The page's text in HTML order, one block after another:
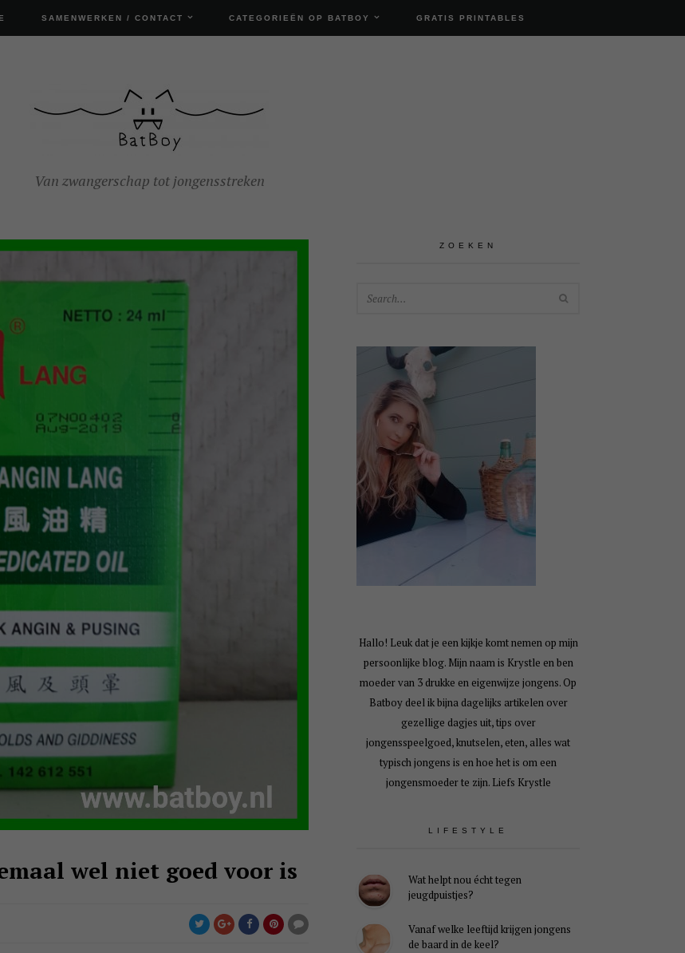
SAMENWERKEN / CONTACT CATEGORIEËN OP BATBOY GRATIS PRINTABLES
Van zwangerschap tot jongensstreken
wel niet goed voor is
ZOEKEN
Hallo! Leuk dat je een kijkje komt nemen op mijn
persoonlijke blog. Mijn naam is Krystle en ben
moeder van 3 drukke en eigenwijze jongens. Op
Batboy deel ik bijna dagelijks artikelen over
gezellige dagjes uit, tips over
jongensspeelgoed, knutselen, eten, alles wat
typisch jongens is en hoe het is om een
jongensmoeder te zijn. Liefs Krystle
LIFESTYLE
Wat helpt nou écht tegen
jeugdpuistjes?
Vanaf welke leeftijd krijgen jongens
de baard in de keel?